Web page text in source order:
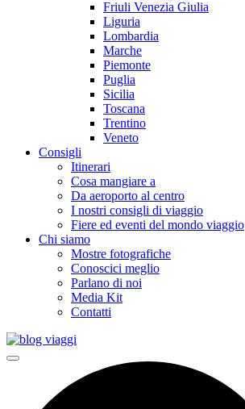
Friuli Venezia Giulia
Liguria
Lombardia
Marche
Piemonte
Puglia
Sicilia
Toscana
Trentino
Veneto
Consigli
Itinerari
Cosa mangiare a
Da aeroporto al centro
I nostri consigli di viaggio
Fiere ed eventi del mondo viaggio
Chi siamo
Mostre fotografiche
Conoscici meglio
Parlano di noi
Media Kit
Contatti